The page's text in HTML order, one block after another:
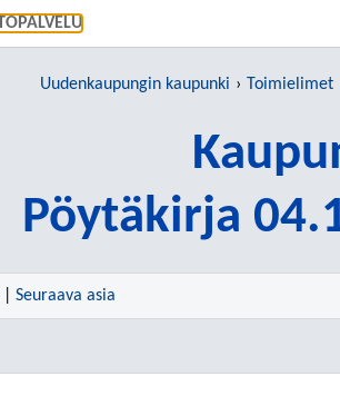
Uudenkaupungin kaupunki Toimielimet
Pöytäkirja
| Seuraava asia